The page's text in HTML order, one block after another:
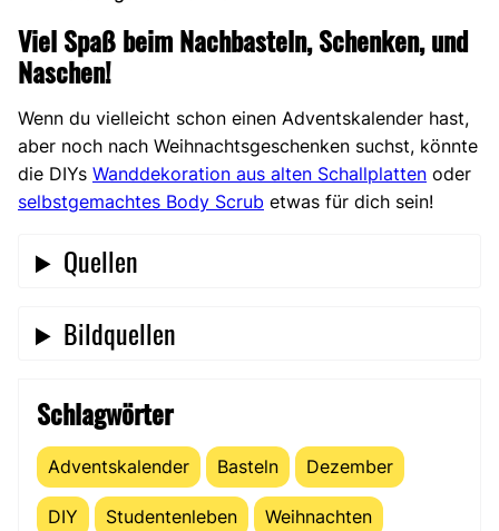
Viel Spaß beim Nachbasteln, Schenken, und
Naschen!
Wenn du vielleicht schon einen Adventskalender hast,
aber noch nach Weihnachtsgeschenken suchst, könnte
die DIYs Wanddekoration aus alten Schallplatten oder
selbstgemachtes Body Scrub etwas für dich sein!
Quellen
Bildquellen
Schlagwörter
Adventskalender Basteln Dezember
DIY Studentenleben Weihnachten